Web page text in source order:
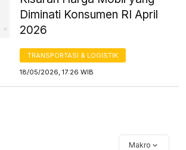
Diminati Konsumen RI April
2026
TRANSPORTASI & LOGISTIK
18/05/2026, 17:26 WIB
Makro